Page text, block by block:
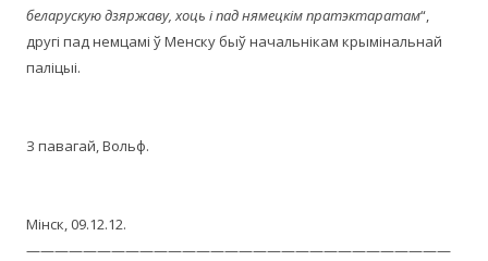
беларускую дзяржаву, хоць і пад нямецкім пратэктаратам“,
другі пад немцамі ў Менску быў начальнікам крымінальнай
паліцыі.
З павагай, Вольф.
Мінск, 09.12.12.
——————————————————————————————